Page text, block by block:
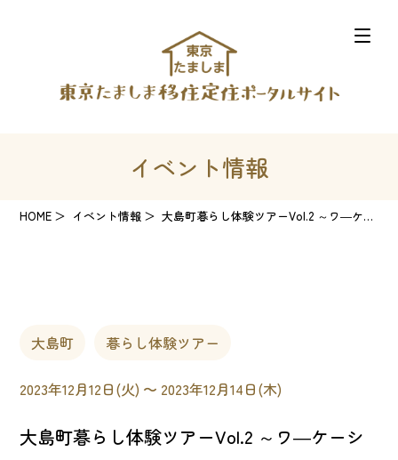
イベント情報
HOME イベント情報 大島町暮らし体験ツアーVol.2 ～ワ―ケーション体験～
大島町 暮らし体験ツアー
2023年12月12日(火) 〜 2023年12月14日(木)
大島町暮らし体験ツアーVol.2 ～ワ―ケーシ